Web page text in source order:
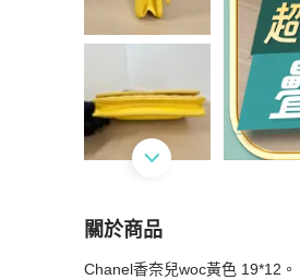
關於商品
關於Chanel香奈兒woc黃色
Chanel香奈兒woc黃色 19*12。